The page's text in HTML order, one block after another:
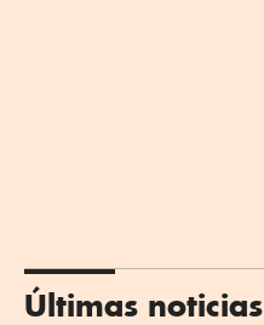
Últimas noticias